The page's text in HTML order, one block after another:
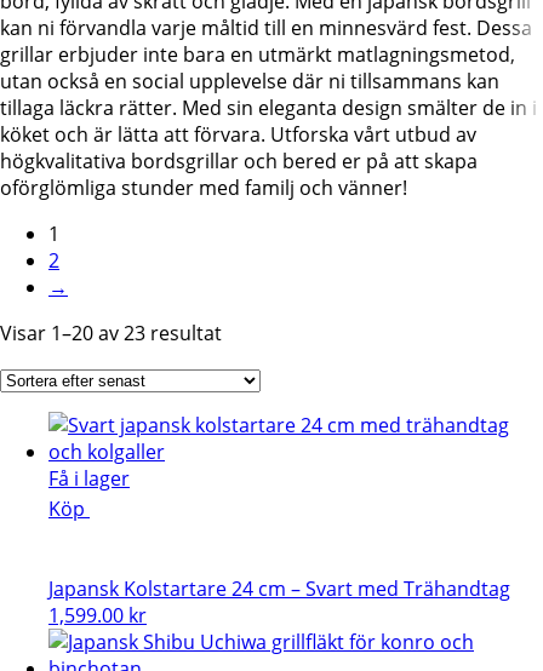
kan ni förvandla varje måltid till en minnesvärd fest. Dessa
grillar erbjuder inte bara en utmärkt matlagningsmetod,
utan också en social upplevelse där ni tillsammans kan
tillaga läckra rätter. Med sin eleganta design smälter de in i
köket och är lätta att förvara. Utforska vårt utbud av
högkvalitativa bordsgrillar och bered er på att skapa
oförglömliga stunder med familj och vänner!
1
2
→
Visar 1–20 av 23 resultatSortera
senaste
Få i lager
Köp
Japansk Kolstartare 24 cm – Svart med Trähandtag
1,599.00 kr